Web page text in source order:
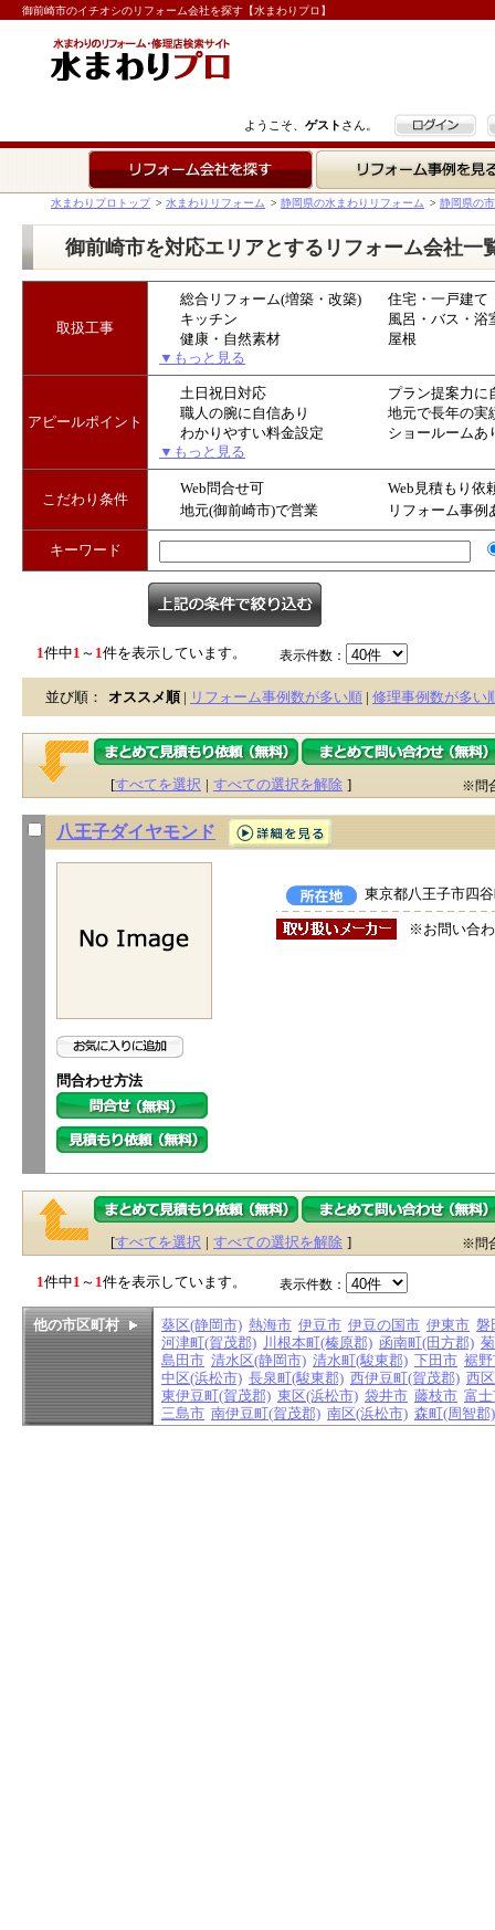
御前崎市のイチオシのリフォーム会社を探す【水まわりプロ】
ようこそ、 ゲスト さん。 ログイン
リフォーム事例を見る
水まわりプロトップ > 水まわりリフォーム > 静岡県の水まわりリフォーム > 静岡県の
御前崎市を対応エリアとするリフォーム会社一
取扱工事
総合リフォーム(増築・改築)
住宅・一戸建て
キッチン
風呂・バス・浴
健康・自然素材
屋根
▼もっと見る
アピールポイント
土日祝日対応
プラン提案力に
職人の腕に自信あり
地元で長年の実
わかりやすい料金設定
ショールームあ
▼もっと見る
こだわり条件
Web問合せ可
Web見積もり依
地元(御前崎市)で営業
リフォーム事例
キーワード
1件中1 ～ 1件を表示しています。 表示件数：
並び順： オススメ順 | リフォーム事例数が多い順 | 修理事例数が多い
[すべてを選択 | すべての選択を解除 ] ※問
八王子ダイヤモンド
問合わせ方法
東京都八王子市四
※お問い合
[すべてを選択 | すべての選択を解除 ] ※問
1件中1 ～ 1件を表示しています。 表示件数：
他の市区町村 葵区(静岡市) 熱海市 伊豆市 伊豆の国市 伊東市 磐
河津町(賀茂郡) 川根本町(榛原郡) 函南町(田方郡)
島田市 清水区(静岡市) 清水町(駿東郡) 下田市 裾
中区(浜松市) 長泉町(駿東郡) 西伊豆町(賀茂郡) 西
東伊豆町(賀茂郡) 東区(浜松市) 袋井市 藤枝市 富
三島市 南伊豆町(賀茂郡) 南区(浜松市) 森町(周智郡)